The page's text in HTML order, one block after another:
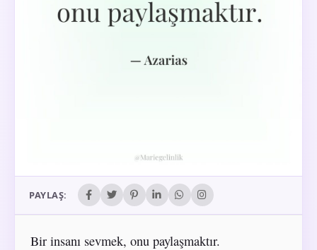
PAYLAŞ:
Bir insanı sevmek, onu paylaşmaktır.